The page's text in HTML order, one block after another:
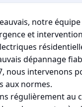
notre
et
dépannage
nous intervenons
aux normes.
régulièrement au